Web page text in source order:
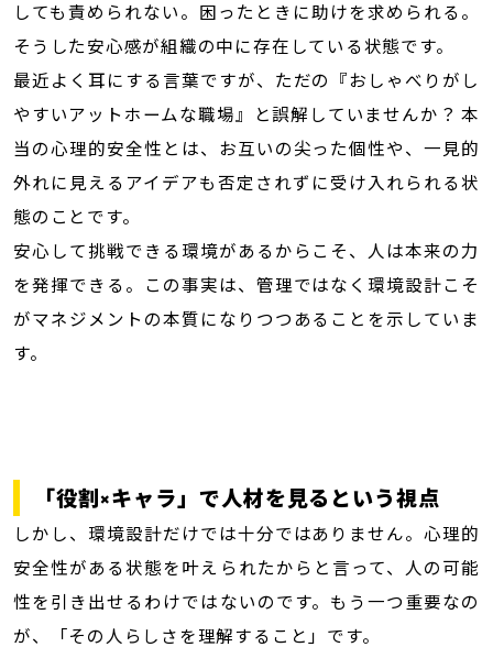
しても責められない。困ったときに助けを求められる。
そうした安心感が組織の中に存在している状態です。
最近よく耳にする言葉ですが、ただの『おしゃべりがし
やすいアットホームな職場』と誤解していませんか？ 本
当の心理的安全性とは、お互いの尖った個性や、一見的
外れに見えるアイデアも否定されずに受け入れられる状
態のことです。
安心して挑戦できる環境があるからこそ、人は本来の力
を発揮できる。この事実は、管理ではなく環境設計こそ
がマネジメントの本質になりつつあることを示していま
す。
「役割×キャラ」で人材を見るという視点
しかし、環境設計だけでは十分ではありません。心理的
安全性がある状態を叶えられたからと言って、人の可能
性を引き出せるわけではないのです。もう一つ重要なの
が、「その人らしさを理解すること」です。